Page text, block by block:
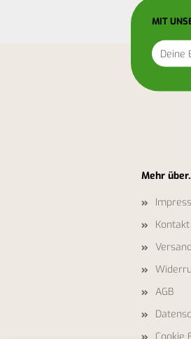
MIT
Deine
E-
Mail-
Mehr
Kontakt
AGB